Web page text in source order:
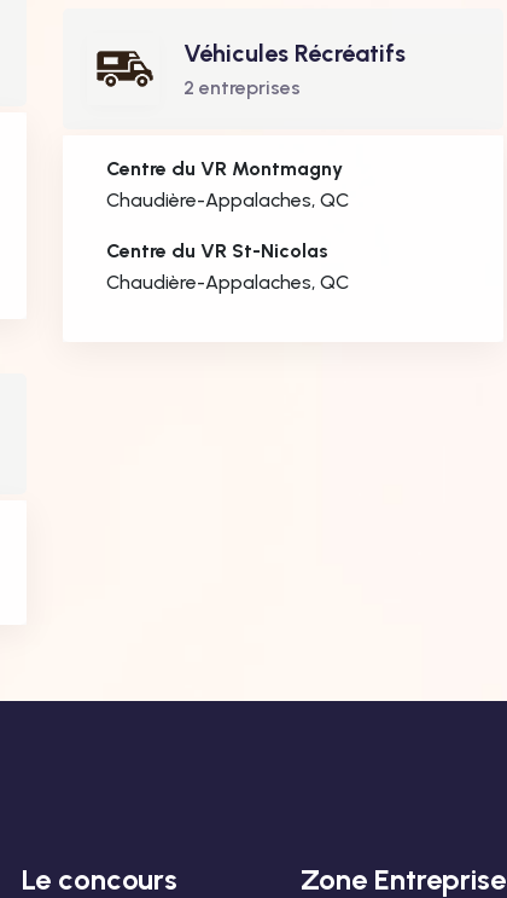
Véhicules Récréatifs
2 entreprises
Centre du VR Montmagny
Chaudière-Appalaches, QC
Centre du VR St-Nicolas
Chaudière-Appalaches, QC
Le concours Zone Entreprise